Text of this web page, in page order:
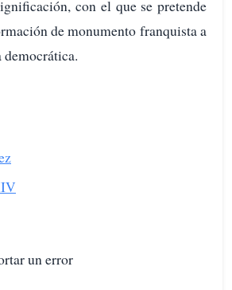
con el que se pretende
de monumento franquista a
un error